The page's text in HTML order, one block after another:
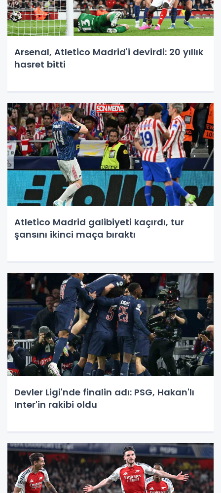
Arsenal, Atletico Madrid'i devirdi: 20 yıllık
hasret bitti
Atletico Madrid galibiyeti kaçırdı, tur
şansını ikinci maça bıraktı
Devler Ligi'nde finalin adı: PSG, Hakan'lı
Inter'in rakibi oldu